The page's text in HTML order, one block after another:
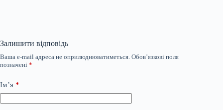
Залишити відповідь
Ваша e-mail адреса не оприлюднюватиметься. Обов’язкові поля
позначені *
Ім’я *